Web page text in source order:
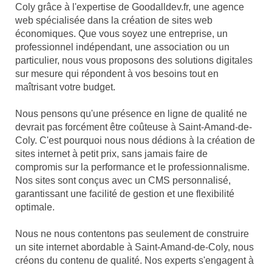
Coly grâce à l'expertise de Goodalldev.fr, une agence
web spécialisée dans la création de sites web
économiques. Que vous soyez une entreprise, un
professionnel indépendant, une association ou un
particulier, nous vous proposons des solutions digitales
sur mesure qui répondent à vos besoins tout en
maîtrisant votre budget.
Nous pensons qu'une présence en ligne de qualité ne
devrait pas forcément être coûteuse à Saint-Amand-de-
Coly. C'est pourquoi nous nous dédions à la création de
sites internet à petit prix, sans jamais faire de
compromis sur la performance et le professionnalisme.
Nos sites sont conçus avec un CMS personnalisé,
garantissant une facilité de gestion et une flexibilité
optimale.
Nous ne nous contentons pas seulement de construire
un site internet abordable à Saint-Amand-de-Coly, nous
créons du contenu de qualité. Nos experts s'engagent à